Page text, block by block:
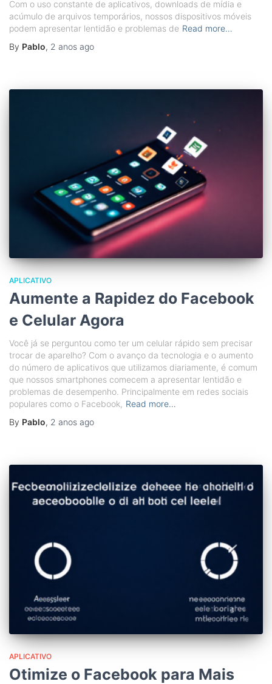
Com o uso constante de aplicativos, downloads de mídia e
acúmulo de arquivos temporários, nossos dispositivos móveis
podem apresentar lentidão e problemas de Read more…
By Pablo, 2 anos ago
APLICATIVO
Aumente a Rapidez do Facebook
e Celular Agora
Você já se perguntou como ter um celular rápido sem precisar
trocar de aparelho? Com o avanço da tecnologia e o aumento
do número de aplicativos que utilizamos diariamente, é comum
que nossos smartphones comecem a apresentar lentidão e
problemas de desempenho. Principalmente em redes sociais
populares como o Facebook, Read more…
By Pablo, 2 anos ago
APLICATIVO
Otimize o Facebook para Mais